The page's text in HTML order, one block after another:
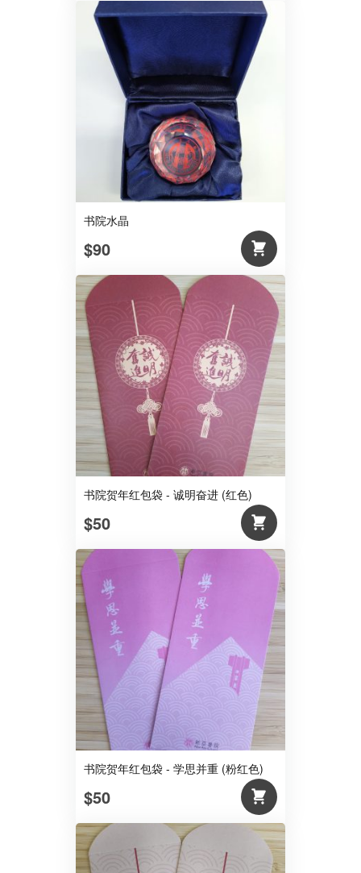
书院水晶
$90
书院贺年红包袋 - 诚明奋进 (红色)
$50
书院贺年红包袋 - 学思并重 (粉红色)
$50